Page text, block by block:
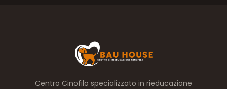
Centro Cinofilo specializzato in rieducazione